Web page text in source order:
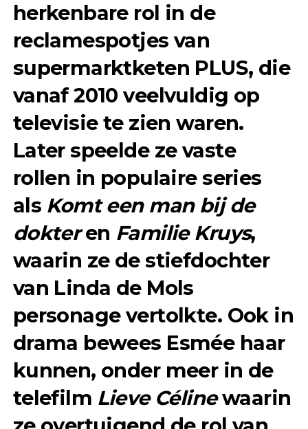
herkenbare rol in de
reclamespotjes van
supermarktketen PLUS, die
vanaf 2010 veelvuldig op
televisie te zien waren.
Later speelde ze vaste
rollen in populaire series
als Komt een man bij de
dokteren Familie Kruys,
waarin ze de stiefdochter
van Linda de Mols
personage vertolkte. Ook in
drama bewees Esmée haar
kunnen, onder meer in de
telefilm Lieve Célinewaarin